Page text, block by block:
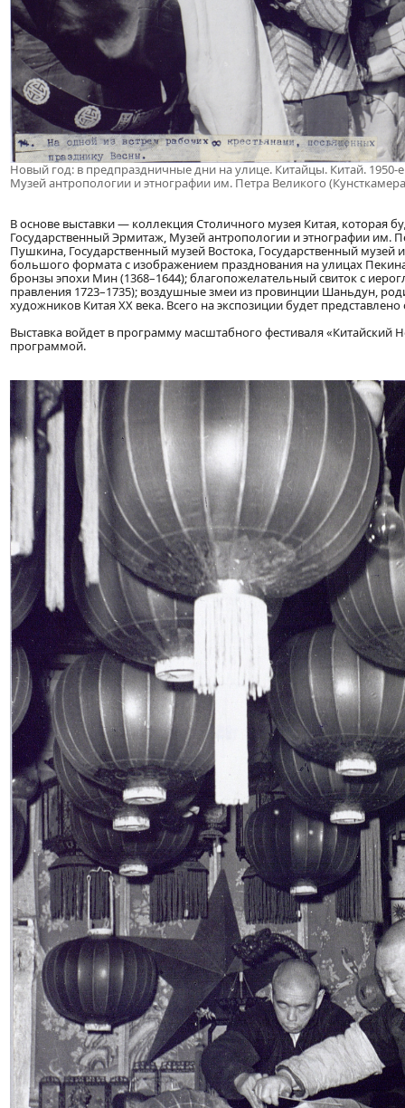
Новый год: в предпраздничные дни на улице. Китайцы. Китай. 1950-е
Музей антропологии и этнографии им. Петра Великого
В основе выставки — коллекция Столичного музея Китая, которая
Государственный Эрмитаж, Музей антропологии и этнографии им.
Пушкина, Государственный музей Востока, Государственный
большого формата с изображением празднования на улицах
бронзы эпохи Мин (1368–1644); благопожелательный свиток с
правления 1723–1735); воздушные змеи из провинции Шаньдун,
художников Китая XX века. Всего на экспозиции будет
Выставка войдет в программу масштабного фестиваля
программой.